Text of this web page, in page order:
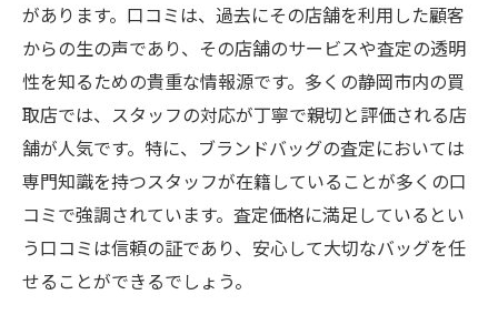
があります。口コミは、過去にその店舗を利用した顧客
からの生の声であり、その店舗のサービスや査定の透明
性を知るための貴重な情報源です。多くの静岡市内の買
取店では、スタッフの対応が丁寧で親切と評価される店
舗が人気です。特に、ブランドバッグの査定においては
専門知識を持つスタッフが在籍していることが多くの口
コミで強調されています。査定価格に満足しているとい
う口コミは信頼の証であり、安心して大切なバッグを任
せることができるでしょう。